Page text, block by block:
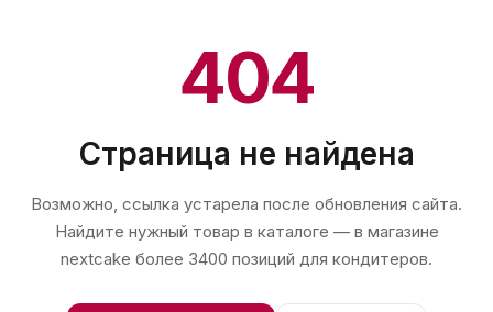
404
Страница не найдена
Возможно, ссылка устарела после обновления сайта.
Найдите нужный товар в каталоге — в магазине
nextcake более 3400 позиций для кондитеров.